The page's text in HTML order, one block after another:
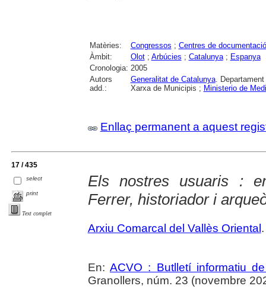
Matèries: Congressos ; Centres de documentació
Àmbit:
Olot; Arbúcies ; Catalunya; Espanya
Cronologia: 2005
Autors
add.:
Generalitat de Catalunya.
Xarxa de Municipis ; Ministerio de
Enllaç permanent a aquest
17 / 435
select
print
Text complet
Els nostres usuaris :
Ferrer, historiador i
Arxiu Comarcal del Vallès Oriental .
En: ACVO : Butlletí informatiu
Granollers, núm. 23 (novembre